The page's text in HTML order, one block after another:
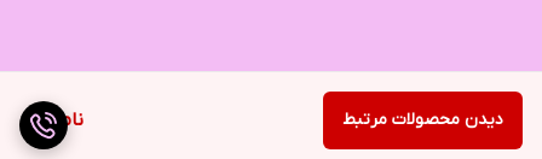
ناموجود دیدن محصولات مرتبط